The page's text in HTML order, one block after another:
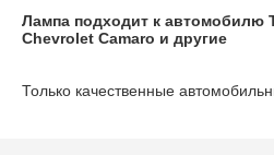
Лампа подходит к автомобилю
Chevrolet Camaro и другие
Только качественные